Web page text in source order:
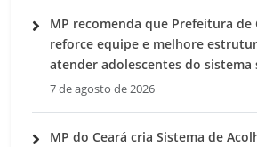
MP recomenda que Prefeitura de
reforce equipe e melhore
atender adolescentes do sistema
7 de agosto de 2026
MP do Ceará cria Sistema de